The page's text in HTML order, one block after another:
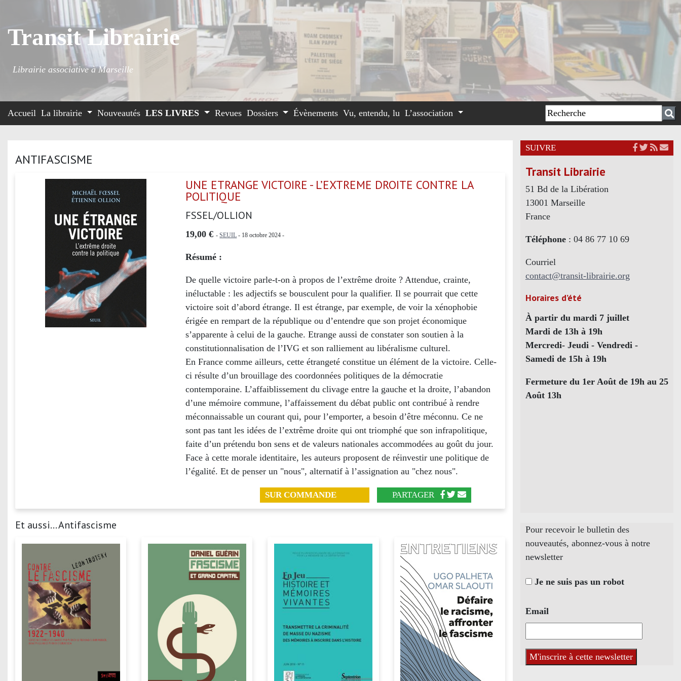
Transit Librairie
Librairie associative à Marseille
Accueil La librairie Nouveautés LES LIVRES Revues Dossiers Évènements Vu, entendu, lu L’association
ANTIFASCISME
UNE ETRANGE VICTOIRE - L’EXTREME DROITE CONTRE LA
POLITIQUE
FSSEL/OLLION
19,00 € -SEUIL - 18 octobre 2024 -
Résumé :
De quelle victoire parle-t-on à propos de l’extrême droite ? Attendue, crainte,
inéluctable : les adjectifs se bousculent pour la qualifier. Il se pourrait que cette
victoire soit d’abord étrange. Il est étrange, par exemple, de voir la xénophobie
érigée en rempart de la république ou d’entendre que son projet économique
s’apparente à celui de la gauche. Etrange aussi de constater son soutien à la
constitutionnalisation de l’IVG et son ralliement au libéralisme culturel.
En France comme ailleurs, cette étrangeté constitue un élément de la victoire. Celle-
ci résulte d’un brouillage des coordonnées politiques de la démocratie
contemporaine. L’affaiblissement du clivage entre la gauche et la droite, l’abandon
d’une mémoire commune, l’affaissement du débat public ont contribué à rendre
méconnaissable un courant qui, pour l’emporter, a besoin d’être méconnu. Ce ne
sont pas tant les idées de l’extrême droite qui ont triomphé que son infrapolitique,
faite d’un prétendu bon sens et de valeurs nationales accommodées au goût du jour.
Face à cette morale identitaire, les auteurs proposent de réinvestir une politique de
l’égalité. Et de penser un "nous", alternatif à l’assignation au "chez nous".
SUR COMMANDE PARTAGER
Et aussi... Antifascisme
SUIVRE
Transit Librairie
51 Bd de la Libération
13001 Marseille
France
Téléphone: 04 86 77 10 69
Courriel
contact@transit-librairie.org
Horaires d’été
À partir du mardi 7 juillet
Mardi de 13h à 19h
Mercredi- Jeudi - Vendredi -
Samedi de 15h à 19h
Fermeture du 1er Août de 19h au 25
Août 13h
Pour recevoir le bulletin des
nouveautés, abonnez-vous à notre
newsletter
Je ne suis pas un robot
Email